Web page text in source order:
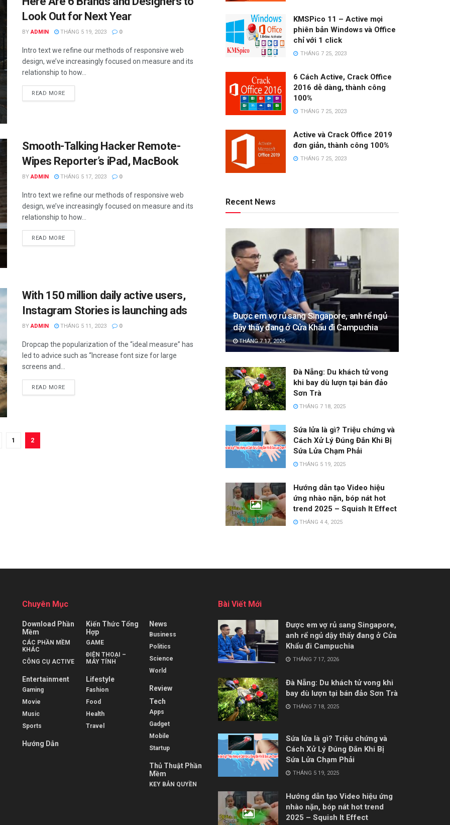
Look Out for Next Year
BY ADMIN THÁNG 5 19, 2023 0
Intro text we refine our methods of responsive web
design, we’ve increasingly focused on measure and its
relationship to how...
READ MORE
Smooth-Talking Hacker Remote-
Wipes Reporter’s iPad, MacBook
BY ADMIN THÁNG 5 17, 2023 0
Intro text we refine our methods of responsive web
design, we’ve increasingly focused on measure and its
relationship to how...
READ MORE
With 150 million daily active users,
Instagram Stories is launching ads
BY ADMIN THÁNG 5 11, 2023 0
Dropcap the popularization of the “ideal measure” has
led to advice such as “Increase font size for large
screens and...
READ MORE
1 2
KMSPico 11 – Active mọi
phiên bản Windows và Office
chỉ với 1 click
THÁNG 7 25, 2023
6 Cách Active, Crack Office
2016 dễ dàng, thành công
100%
THÁNG 7 25, 2023
Active và Crack Office 2019
đơn giản, thành công 100%
THÁNG 7 25, 2023
Recent News
Được em vợ rủ sang Singapore, anh rể ngủ
dậy thấy đang ở Cửa Khẩu đi Campuchia
THÁNG 7 17, 2026
Đà Nẵng: Du khách tử vong
khi bay dù lượn tại bán đảo
Sơn Trà
THÁNG 7 18, 2025
Sứa lửa là gì? Triệu chứng và
Cách Xử Lý Đúng Đắn Khi Bị
Sứa Lửa Chạm Phải
THÁNG 5 19, 2025
Hướng dẫn tạo Video hiệu
ứng nhào nặn, bóp nát hot
trend 2025 – Squish It Effect
THÁNG 4 4, 2025
Chuyên Mục
Download Phần
Mềm
CÁC PHẦN MỀM
KHÁC
CÔNG CỤ ACTIVE
Entertainment
Gaming
Movie
Music
Sports
Hướng Dẫn
Kiến Thức Tổng
Hợp
GAME
ĐIỆN THOẠI –
MÁY TÍNH
Lifestyle
Fashion
Food
Health
Travel
News
Business
Politics
Science
World
Review
Tech
Apps
Gadget
Mobile
Startup
Thủ Thuật Phần
Mềm
KEY BẢN QUYỀN
Bài Viết Mới
Được em vợ rủ sang Singapore,
anh rể ngủ dậy thấy đang ở Cửa
Khẩu đi Campuchia
THÁNG 7 17, 2026
Đà Nẵng: Du khách tử vong khi
bay dù lượn tại bán đảo Sơn Trà
THÁNG 7 18, 2025
Sứa lửa là gì? Triệu chứng và
Cách Xử Lý Đúng Đắn Khi Bị
Sứa Lửa Chạm Phải
THÁNG 5 19, 2025
Hướng dẫn tạo Video hiệu ứng
nhào nặn, bóp nát hot trend
2025 – Squish It Effect